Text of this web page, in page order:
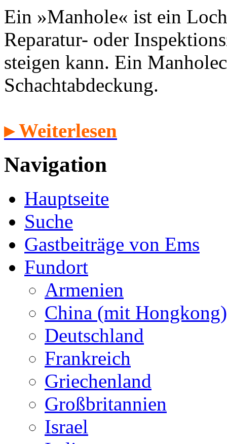
Ein »Manhole« ist ein
Reparatur- oder
steigen kann. Ein
Schachtabdeckung.
▸ Weiterlesen
Navigation
Hauptseite
Suche
Gastbeiträge von Ems
Fundort
Armenien
China (mit Hongkong)
Deutschland
Frankreich
Griechenland
Großbritannien
Israel